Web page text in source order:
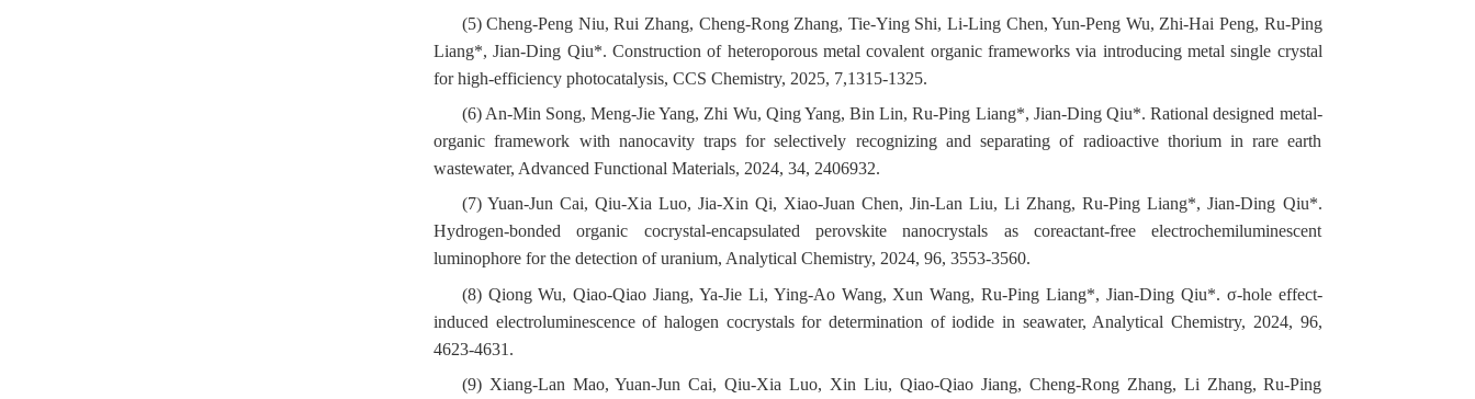
(5) Cheng-Peng Niu, Rui Zhang, Cheng-Rong Zhang, Tie-Ying Shi, Li-Ling Chen, Yun-Peng Wu, Zhi-Hai Peng, Ru-Ping
Liang*, Jian-Ding Qiu*. Construction of heteroporous metal covalent organic frameworks via introducing metal single crystal
for high-efficiency photocatalysis, CCS Chemistry, 2025, 7,1315-1325.
(6) An-Min Song, Meng-Jie Yang, Zhi Wu, Qing Yang, Bin Lin, Ru-Ping Liang*, Jian-Ding Qiu*. Rational designed metal-
organic framework with nanocavity traps for selectively recognizing and separating of radioactive thorium in rare earth
wastewater, Advanced Functional Materials, 2024, 34, 2406932.
(7) Yuan-Jun Cai, Qiu-Xia Luo, Jia-Xin Qi, Xiao-Juan Chen, Jin-Lan Liu, Li Zhang, Ru-Ping Liang*, Jian-Ding Qiu*.
Hydrogen-bonded organic cocrystal-encapsulated perovskite nanocrystals as coreactant-free electrochemiluminescent
luminophore for the detection of uranium, Analytical Chemistry, 2024, 96, 3553-3560.
(8) Qiong Wu, Qiao-Qiao Jiang, Ya-Jie Li, Ying-Ao Wang, Xun Wang, Ru-Ping Liang*, Jian-Ding Qiu*. σ-hole effect-
induced electroluminescence of halogen cocrystals for determination of iodide in seawater, Analytical Chemistry, 2024, 96,
4623-4631.
(9) Xiang-Lan Mao, Yuan-Jun Cai, Qiu-Xia Luo, Xin Liu, Qiao-Qiao Jiang, Cheng-Rong Zhang, Li Zhang, Ru-Ping